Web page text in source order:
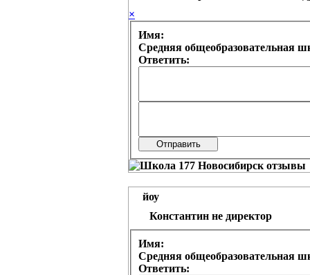
×
Имя:
Средняя общеобразовательная
Ответить:
йоу
Константин не директор
Имя:
Средняя общеобразовательная
Ответить: